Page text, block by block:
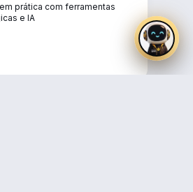
prática com ferramentas
e IA